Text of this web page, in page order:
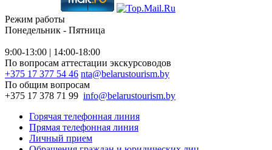
Режим работы
Понедельник - Пятница
9:00-13:00 | 14:00-18:00
По вопросам аттестации экскурсоводов
+375 17 377 54 46 nta@belarustourism.by
По общим вопросам
+375 17 378 71 99 info@belarustourism.by
Горячая телефонная линия
Прямая телефонная линия
Личный прием